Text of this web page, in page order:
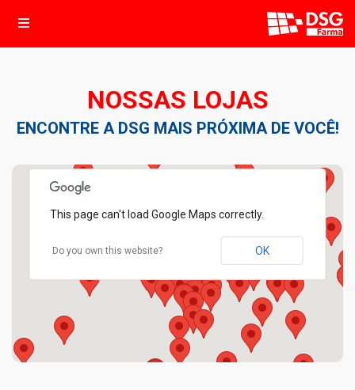
NOSSAS LOJAS
ENCONTRE A DSG MAIS PRÓXIMA DE VOCÊ!
This page can't load Google Maps correctly.
Do you own this website? OK